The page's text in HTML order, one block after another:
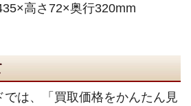
高さ72×奥行320mm
では、「買取価格をかんたん見